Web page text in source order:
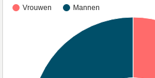
Vrouwen Mannen